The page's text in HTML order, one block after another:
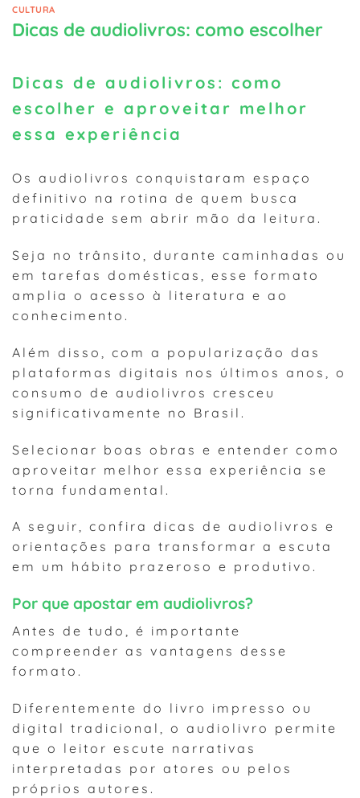
CULTURA
Dicas de audiolivros: como escolher
Dicas de audiolivros: como
escolher e aproveitar melhor
essa experiência
Os audiolivros conquistaram espaço
definitivo na rotina de quem busca
praticidade sem abrir mão da leitura.
Seja no trânsito, durante caminhadas ou
em tarefas domésticas, esse formato
amplia o acesso à literatura e ao
conhecimento.
Além disso, com a popularização das
plataformas digitais nos últimos anos, o
consumo de audiolivros cresceu
significativamente no Brasil.
Selecionar boas obras e entender como
aproveitar melhor essa experiência se
torna fundamental.
A seguir, confira dicas de audiolivros e
orientações para transformar a escuta
em um hábito prazeroso e produtivo.
Por que apostar em audiolivros?
Antes de tudo, é importante
compreender as vantagens desse
formato.
Diferentemente do livro impresso ou
digital tradicional, o audiolivro permite
que o leitor escute narrativas
interpretadas por atores ou pelos
próprios autores.